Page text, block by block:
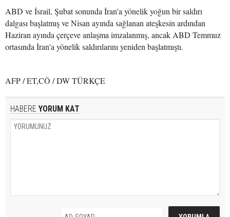
ABD ve İsrail, Şubat sonunda İran'a yönelik yoğun bir saldırı
dalgası başlatmış ve Nisan ayında sağlanan ateşkesin ardından
Haziran ayında çerçeve anlaşma imzalanmış, ancak ABD Temmuz
ortasında İran'a yönelik saldırılarını yeniden başlatmıştı.
AFP / ET,CÖ / DW TÜRKÇE
HABERE YORUM KAT